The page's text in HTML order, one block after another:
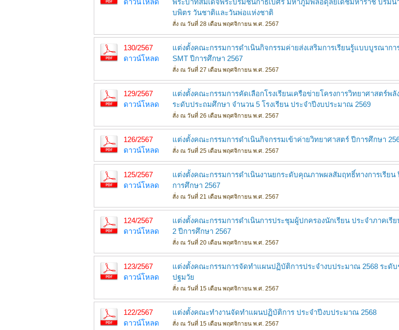
ดาวน์โหลด
พระบาทสมเด็จพระบรมชนกาธิเบศร มหาภูมิพลอดุลยเดชมหาราช บรมน
บพิตร วันชาติและวันพ่อแห่งชาติ
สั่ง ณ วันที่ 28 เดือน พฤศจิกายน พ.ศ. 2567
130/2567
ดาวน์โหลด
แต่งตั้งคณะกรรมการดำเนินกิจกรรมค่ายส่งเสริมการเรียนรู้แบบบูรณากา
SMT ปีการศึกษา 2567
สั่ง ณ วันที่ 27 เดือน พฤศจิกายน พ.ศ. 2567
129/2567
ดาวน์โหลด
แต่งตั้งคณะกรรมการคัดเลือกโรงเรียนเครือข่ายโครงการวิทยาศาสตร์พลั
ระดับประถมศึกษา จำนวน 5 โรงเรียน ประจำปีงบประมาณ 2569
สั่ง ณ วันที่ 26 เดือน พฤศจิกายน พ.ศ. 2567
126/2567
ดาวน์โหลด
แต่งตั้งคณะกรรมการดำเนินกิจกรรมเข้าค่ายวิทยาศาสตร์ ปีการศึกษา
สั่ง ณ วันที่ 25 เดือน พฤศจิกายน พ.ศ. 2567
125/2567
ดาวน์โหลด
แต่งตั้งคณะกรรมการดำเนินงานยกระดับคุณภาพผลสัมฤทธิ์ทางการเรียน
การศึกษา 2567
สั่ง ณ วันที่ 21 เดือน พฤศจิกายน พ.ศ. 2567
124/2567
ดาวน์โหลด
แต่งตั้งคณะกรรมการดำเนินการประชุมผู้ปกครองนักเรียน ประจำภาคเรี
2 ปีการศึกษา 2567
สั่ง ณ วันที่ 20 เดือน พฤศจิกายน พ.ศ. 2567
123/2567
ดาวน์โหลด
แต่งตั้งคณะกรรมการจัดทำแผนปฏิบัติการประจำงบประมาณ 2568 ระดั
ปฐมวัย
สั่ง ณ วันที่ 15 เดือน พฤศจิกายน พ.ศ. 2567
122/2567
ดาวน์โหลด
แต่งตั้งคณะทำงานจัดทำแผนปฏิบัติการ ประจำปีงบประมาณ 2568
สั่ง ณ วันที่ 15 เดือน พฤศจิกายน พ.ศ. 2567